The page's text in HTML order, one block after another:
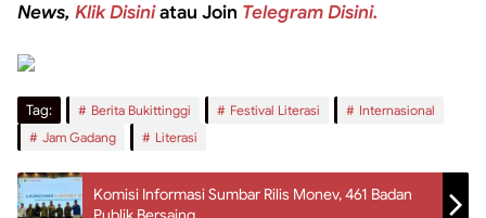
News, Klik Disiniatau Join Telegram Disini.
Tag: Berita Bukittinggi Festival Literasi
Internasional
Jam Gadang
Literasi
Komisi Informasi Sumbar Rilis Monev, 461 Badan